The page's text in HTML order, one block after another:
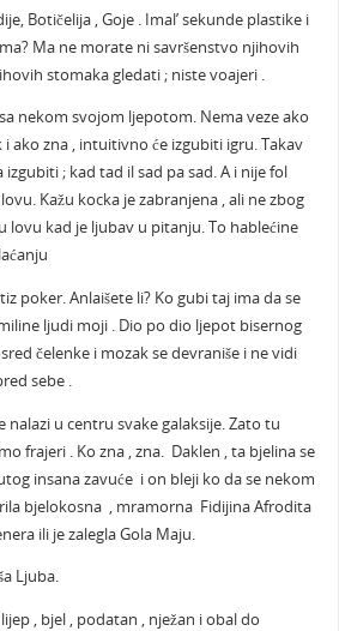
Botičelija , Goje . Imal’ sekunde plastike i
Ma ne morate ni savršenstvo njihovih
stomaka gledati ; niste voajeri .
nekom svojom ljepotom. Nema veze ako
i ako zna , intuitivno će izgubiti igru. Takav
; kad tad il sad pa sad. A i nije fol
Kažu kocka je zabranjena , ali ne zbog
lovu kad je ljubav u pitanju. To hablećine
poker. Anlaišete li? Ko gubi taj ima da se
ljudi moji . Dio po dio ljepot bisernog
čelenke i mozak se devraniše i ne vidi
sebe .
nalazi u centru svake galaksije. Zato tu
frajeri . Ko zna , zna. Daklen , ta bjelina se
insana zavuće i on bleji ko da se nekom
bjelokosna , mramorna Fidijina Afrodita
ili je zalegla Gola Maju.
Ljuba.
, bjel , podatan , nježan i obal do